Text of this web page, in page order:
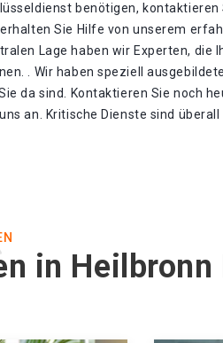
benötigen,
Sie Hilfe von unserem
Lage haben wir Experten, die
. Wir haben speziell
da sind. Kontaktieren Sie noch
an. Kritische Dienste sind überall
in Heilbronn